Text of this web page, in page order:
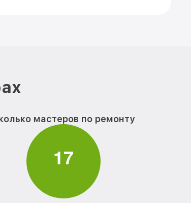
мастеров по ремонту
17